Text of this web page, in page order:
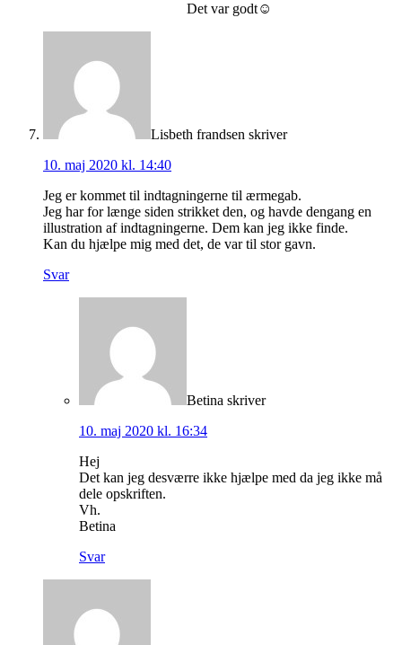
Det var godt☺️
Lisbeth frandsen skriver
10. maj 2020 kl. 14:40
Jeg er kommet til indtagningerne til ærmegab.
Jeg har for længe siden strikket den, og havde dengang en
illustration af indtagningerne. Dem kan jeg ikke finde.
Kan du hjælpe mig med det, de var til stor gavn.
Svar
Betina skriver
10. maj 2020 kl. 16:34
Hej
Det kan jeg desværre ikke hjælpe med da jeg ikke må
dele opskriften.
Vh.
Betina
Svar